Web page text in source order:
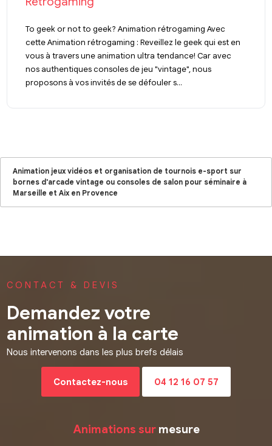
To geek or not to geek? Animation rétrogaming Avec
cette Animation rétrogaming : Reveillez le geek qui est en
vous à travers une animation ultra tendance! Car avec
nos authentiques consoles de jeu "vintage", nous
proposons à vos invités de se défouler s...
Animation jeux vidéos et organisation de tournois e-sport sur
bornes d'arcade vintage ou consoles de salon pour séminaire à
Marseille et Aix en Provence
CONTACT & DEVIS
Demandez votre
animation à la carte
Nous intervenons dans les plus brefs délais
Contactez-nous 04 12 16 07 57
Animations sur mesure